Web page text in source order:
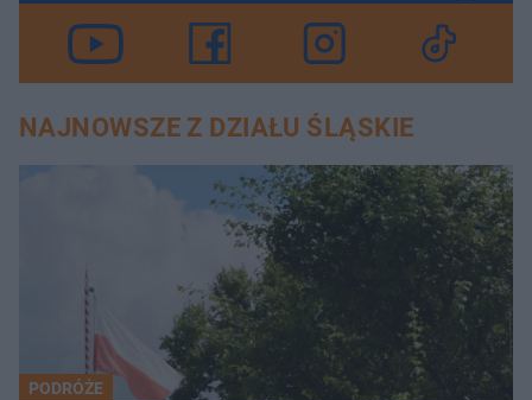
NAJNOWSZE Z DZIAŁU ŚLĄSKIE
PODRÓŻE